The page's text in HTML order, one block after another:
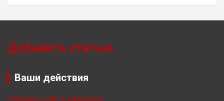
Добавить статью
Ваши действия
Добавить сайт в избранное